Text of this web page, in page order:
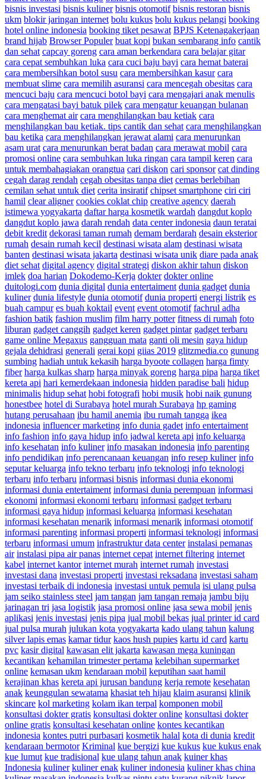
bisnis investasi bisnis kuliner bisnis otomotif bisnis restoran bisnis
ukm blokir jaringan internet bolu kukus bolu kukus pelangi booking
hotel online indonesia booking tiket pesawat BPJS Ketenagakerjaan
brand hijab Browser Populer buat kopi bukan sembarang info cantik
dan sehat capcay goreng cara aman berkendara cara belajar gitar
cara cepat sembuhkan luka cara cuci baju bayi cara hemat baterai
cara membersihkan botol susu cara membersihkan kasur cara
membuat slime cara memilih asuransi cara mencegah obesitas cara
mencuci baju cara mencuci botol bayi cara mengajari anak menulis
cara mengatasi bayi batuk pilek cara mengatur keuangan bulanan
cara menghemat air cara menghilangkan bau ketiak cara
menghilangkan bau ketiak. tips cantik dan sehat cara menghilangkan
bau ketika cara menghilangkan jerawat alami cara menurunkan
asam urat cara menurunkan berat badan cara merawat mobil cara
promosi online cara sembuhkan luka ringan cara tampil keren cara
untuk membahagiakan orangtua cari diskon cari sponsor cat dinding
cegah darag rendah cegah obesitas tanpa diet cemas berlebihan
cemilan sehat untuk diet cerita insiratif chipset smartphone ciri ciri
hamil clear aligner cookies coklat chip creative agency daerah
istimewa yogyakarta daftar harga kosmetik wardah dangdut koplo
dangdut koplo jawa darah rendah data center indonesia daun teratai
debit kredit dekorasi taman rumah demam berdarah desain eksterior
rumah desain rumah kecil destinasi wisata alam destinasi wisata
banten destinasi wisata jakarta destinasi wisata unik diare pada anak
diet sehat digital agency digital strategi diskon akhir tahun diskon
imlek doa harian Dokodemo-Kerja dokter dokter online
duitologi.com dunia digital dunia entertaiment dunia gadget dunia
kuliner dunia lifestyle dunia otomotif dunia properti energi listrik es
buah campur es buah koktail event event otomotif fachrul adha
fashion batik fashion muslim film harry potter fitness di rumah foto
liburan gadget canggih gadget keren gadget pintar gadget terbaru
game online Megaxus gangguan mata ganti oli mesin gaya hidup
gejala dehidrasi generali gerai kopi giias 2019 glitzmedia.co gunung
sumbing hadiah untuk kekasih harga byoote collagen harga fimty
fiber harga kulkas sharp harga minyak goreng harga pipa harga tiket
kereta api hari kemerdekaan indonesia hidden paradise bali hidup
minimalis hidup sehat hobi fotografi hobi musik hobi naik gunung
honestbee hotel di Surabaya hotel murah Surabaya hp gaming
hutang perusahaan ibu hamil anemia ibu rumah tangga ikea
indonesia influencer marketing info dunia gadet info entertaiment
info fashion info gaya hidup info jadwal kereta api info keluarga
info kesehatan info kuliner info masakan indonesia info parenting
info pendidikan info perencanaan keuangan info resep kuliner info
seputar keluarga info tekno terbaru info teknologi info teknologi
terbaru info terbaru informasi bisnis informasi dunia ekonomi
informasi dunia entertaiment informasi dunia perempuan informasi
ekonomi informasi ekonomi terbaru informasi gadget terbaru
informasi gaya hidup informasi keluarga informasi kesehatan
informasi kesehatan menarik informasi menarik informasi otomotif
informasi parenting informasi properti informasi teknologi informasi
terbaru informasi umum infrastruktur data center instalasi pemanas
air instalasi pipa air panas internet cepat internet filtering internet
kabel internet kantor internet murah internet rumah investasi
investasi dana investasi properti investasi reksadana investasi saham
investasi terbaik di indonesia investasi untuk pemula isi ulang pulsa
jam seiko stainless steel jam tangan jam tangan remaja jambu biju
jarinagan tri jasa logistik jasa promosi online jasa sewa mobil jenis
aplikasi jenis investasi jenis pipa jual mobil bekas jual printer id card
jual pulsa murah julukan kota yogyakarta kado ulang tahun kalung
silver lapis emas kamar tidur kaos hush pupies kartu id card kartu
pvc kasir digital kawasan elit jakarta kawasan mega kuningan
kecantikan kehamilan trimester pertama kelebihan supermarket
online kemasan ukm kendaraan mobil keputihan saat hamil
kerajinan khas kereta api jurusan bandung kerja remote kesehatan
anak keunggulan sewatama khasiat teh hijau klaim asuransi klinik
skincare kol marketing kolam ikan terpal komponen mobil
konsultasi dokter gratis konsultasi dokter online konsultasi dokter
online gratis konsultasi kesehatan online kontes kecantikan
indonesia kontes putri purbasari kosmetik halal kota di dunia kredit
kendaraan bermotor Kriminal kue bergizi kue kukus kue kukus enak
kue lumut kue tradisional kue ulang tahun anak kuiner khas
Indonesia kuliner kuliner enak kuliner indonesia kuliner khas china